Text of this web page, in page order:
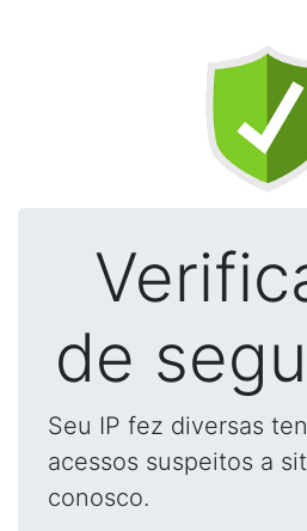
de
Seu IP fez diversas
acessos suspeitos a
conosco.